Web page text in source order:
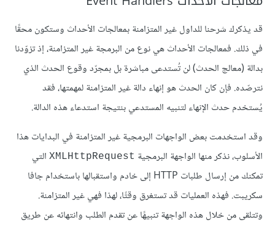
قد يذكرك شرحنا للداول غير المتزامنة بمعالجات اﻷحداث وستكون محقًا
في ذلك. فمعالجات الأحداث هي نوع من البرمجة غير المتزامنة، إذ تزوّدنا
بدالة (معالج الحدث) لن تُستدعى مباشرة بل بمجرّد وقوع الحدث الذي
نترصّده. فإن كان الحدث هو إنهاء دالة غير المتزامنة لمهمتها، فقد
يُستخدم حدث اﻹنهاء لتنبيه المستدعي بنتيجة استدعاء هذه الدالة.
وقد استخدمت بعض الواجهات البرمجية غير المتزامنة في البدايات هذا
اﻷسلوب، نذكر منها الواجهة البرمجية XMLHttpRequest التي
تمكنك من إرسال طلبات HTTP إلى خادم واستقبالها باستخدام جافا
سكريبت. فهذه العمليات قد تستغرق وقتًا، لهذا فهي غير المتزامنة.
وتتلقى من خلال هذه الواجهة تنبيهًا عن تقدم الطلب وانتهائه عن طريق